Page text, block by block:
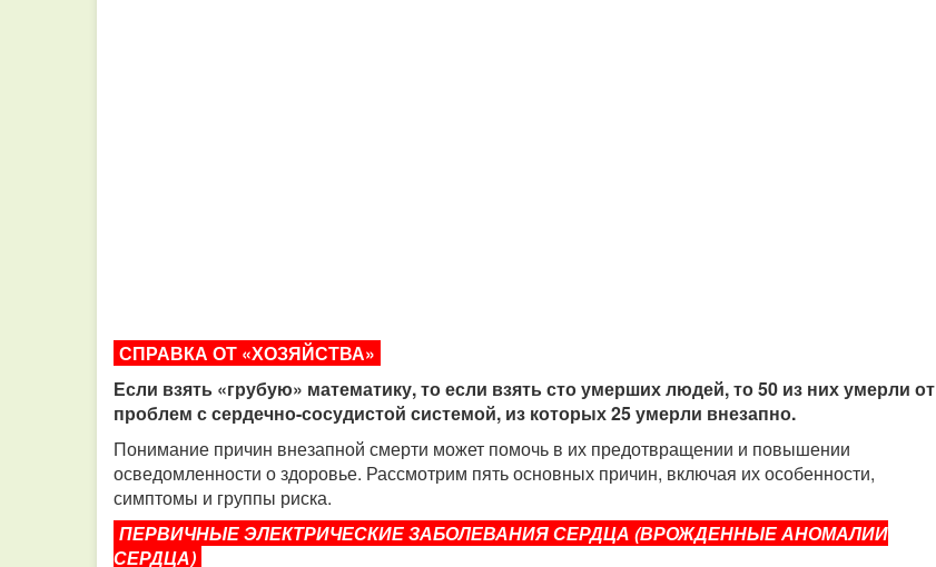
СПРАВКА ОТ «ХОЗЯЙСТВА»
Если взять «грубую» математику, то если взять сто умерших людей, то 50 из них умерли от
проблем с сердечно-сосудистой системой, из которых 25 умерли внезапно.
Понимание причин внезапной смерти может помочь в их предотвращении и повышении
осведомленности о здоровье. Рассмотрим пять основных причин, включая их особенности,
симптомы и группы риска.
ПЕРВИЧНЫЕ ЭЛЕКТРИЧЕСКИЕ ЗАБОЛЕВАНИЯ СЕРДЦА (ВРОЖДЕННЫЕ АНОМАЛИИ
СЕРДЦА)